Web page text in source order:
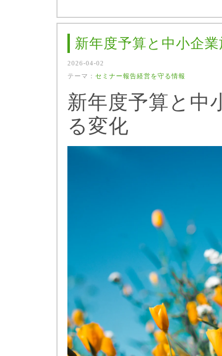
新年度予算と中小企
2026-04-02
テーマ： セミナー報告経営を守る情報
新年度予算と中
る変化